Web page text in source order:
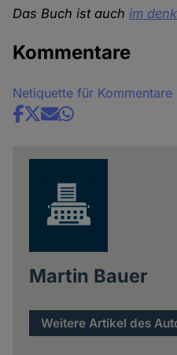
Das Buch ist auchim
Kommentare
Netiquette für Kommentare
Share
Martin Bauer
Weitere Artikel des